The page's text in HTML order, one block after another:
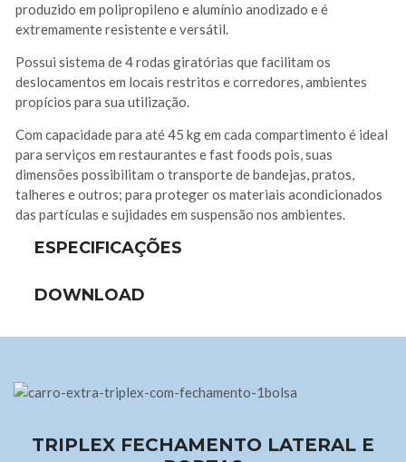
produzido em polipropileno e alumínio anodizado e é
extremamente resistente e versátil.
Possui sistema de 4 rodas giratórias que facilitam os
deslocamentos em locais restritos e corredores, ambientes
propícios para sua utilização.
Com capacidade para até 45 kg em cada compartimento é ideal
para serviços em restaurantes e fast foods pois, suas
dimensões possibilitam o transporte de bandejas, pratos,
talheres e outros; para proteger os materiais acondicionados
das partículas e sujidades em suspensão nos ambientes.
ESPECIFICAÇÕES
DOWNLOAD
TRIPLEX FECHAMENTO LATERAL E